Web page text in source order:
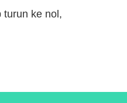
turun ke nol,